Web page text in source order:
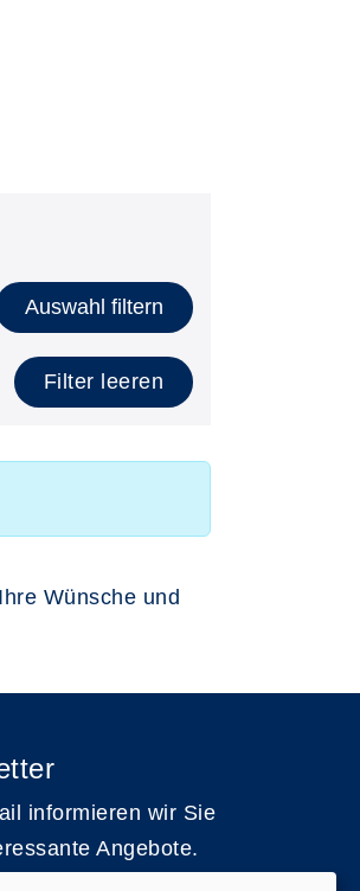
Auswahl filtern
Filter leeren
Wünsche und
informieren wir Sie
Angebote.